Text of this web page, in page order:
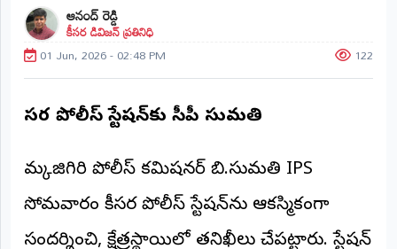
ఆంధ్రప్రదేశ్
ప్రధాన
విభాగాలు
వినోదం
భక్తి
క్రీడలు
ఆనంద్ రెడ్డి
కీసర డివిజన్ ప్రతినిధి
01 Jun, 2026 - 02:48 PM 122
కీసర పోలీస్ స్టేషన్‌కు సీపీ సుమతి
మల్కాజిగిరి పోలీస్ కమిషనర్ బి.సుమతి IPS
సోమవారం కీసర పోలీస్ స్టేషన్‌ను ఆకస్మికంగా
సందర్శించి, క్షేత్రస్థాయిలో తనిఖీలు చేపట్టారు. స్టేషన్